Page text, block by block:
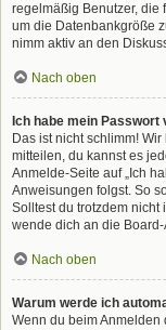
regelmäßig Benutzer, die
um die Datenbankgröße
nimm aktiv an den
Nach oben
Ich habe mein Passwort
Das ist nicht schlimm!
mitteilen, du kannst es
Anmelde-Seite auf „Ich
Anweisungen folgst. So
Solltest du trotzdem nicht
wende dich an die
Nach oben
Warum werde ich
Wenn du beim Anmelden